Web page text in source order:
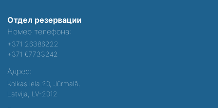
Отдел резервации
Номер телефона:
+371 26386222
+371 67733242
Адрес:
Kolkas iela 20, Jūrmalā,
Latvija, LV-2012